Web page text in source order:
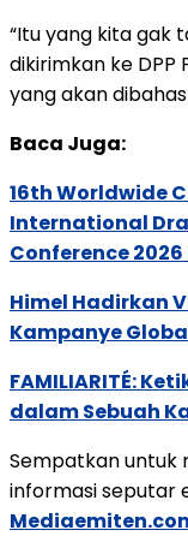
“Itu yang kita gak
dikirimkan ke
yang akan
Baca Juga:
16th Worldwide
International
Conference
Himel Hadirkan
Kampanye
FAMILIARITÉ:
dalam Sebuah
Sempatkan untuk
informasi seputar